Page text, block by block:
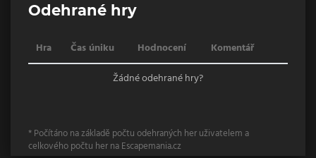
Odehrané hry
Hra Čas úniku Hodnocení
Komentář
Žádné odehrané hry?
* Počítáno na základě počtu odehraných her uživatelem a
celkového počtu her na Escapemania.cz